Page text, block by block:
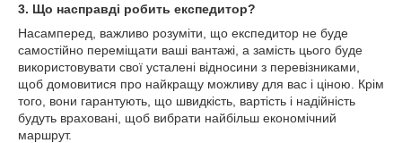
3. Що насправді робить експедитор?
Насамперед, важливо розуміти, що експедитор не буде
самостійно переміщати ваші вантажі, а замість цього буде
використовувати свої усталені відносини з перевізниками,
щоб домовитися про найкращу можливу для вас і ціною. Крім
того, вони гарантують, що швидкість, вартість і надійність
будуть враховані, щоб вибрати найбільш економічний
маршрут.